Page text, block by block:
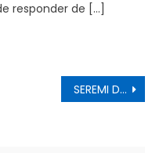
responder de […]
SEREMI DE AGRICULTURA ENTREGÓ 30 ESTANQUES EN PARRAL POR EMERGENCIA AGRÍCOLA